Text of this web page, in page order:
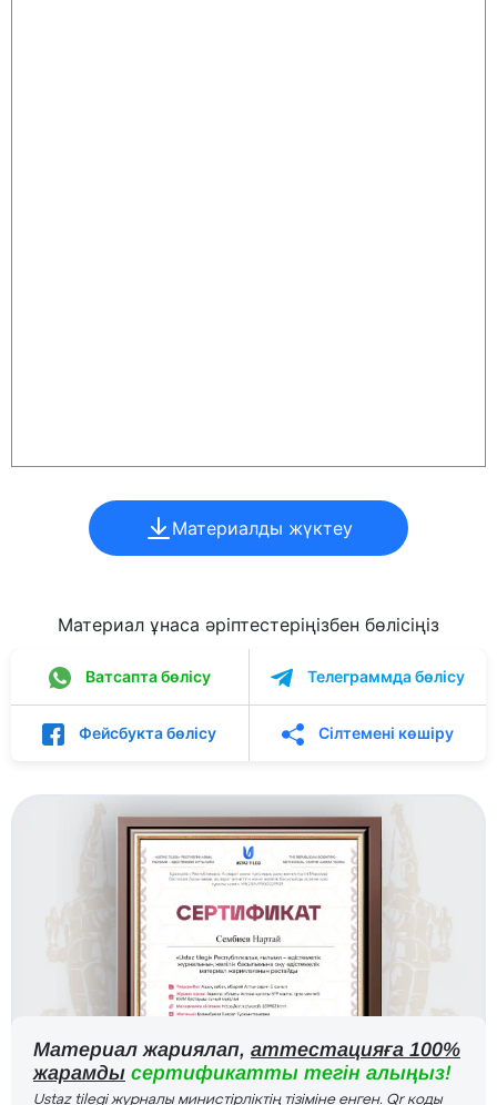
Материалды жүктеу
Материал ұнаса әріптестеріңізбен бөлісіңіз
Ватсапта бөлісу Телеграммда бөлісу
Фейсбукта бөлісу Сілтемені көшіру
Материал жариялап, аттестацияға 100%
жарамды сертификатты тегін алыңыз!
Ustaz tilegi журналы министірліктің тізіміне енген. Qr коды